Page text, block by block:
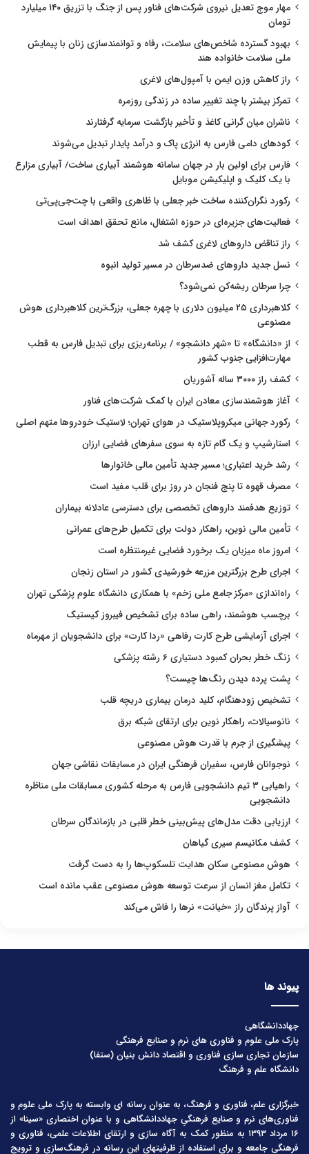
مهار موج تعدیل نیروی شرکت‌های فناور پس از جنگ با تزریق ۱۴۰ میلیارد
تومان
بهبود گسترده شاخص‌های سلامت، رفاه و توانمندسازی زنان با پیمایش
ملی سلامت خانواده هند
راز کاهش وزن ایمن با آمپول‌های لاغری
تمرکز بیشتر با چند تغییر ساده در زندگی روزمره
ناشران میان گرانی کاغذ و تأخیر بازگشت سرمایه گرفتارند
کودهای دامی فارس به انرژی پاک و درآمد پایدار تبدیل می‌شوند
فارس برای اولین بار در جهان سامانه هوشمند آبیاری ساخت/ آبیاری مزارع
با یک کلیک و اپلیکیشن موبایل
رکورد نگران‌کننده ساخت خبر جعلی با ظاهری واقعی با چت‌جی‌پی‌تی
فعالیت‌های جزیره‌ای در حوزه اشتغال، مانع تحقق اهداف است
راز تناقض داروهای لاغری کشف شد
نسل جدید داروهای ضدسرطان در مسیر تولید انبوه
چرا سرطان ریشه‌کن نمی‌شود؟
کلاهبرداری ۲۵ میلیون دلاری با چهره جعلی، بزرگ‌ترین کلاهبرداری هوش
مصنوعی
از «دانشگاه» تا «شهر دانشجو» / برنامه‌ریزی برای تبدیل فارس به قطب
مهارت‌افزایی جنوب کشور
کشف راز ۳۰۰۰ ساله آشوریان
آغاز هوشمندسازی معادن ایران با کمک شرکت‌های فناور
رکورد جهانی میکروپلاستیک در هوای تهران؛ لاستیک خودروها متهم اصلی
استارشیپ و یک گام تازه به سوی سفرهای فضایی ارزان
رشد خرید اعتباری؛ مسیر جدید تأمین مالی خانوارها
مصرف قهوه تا پنج فنجان در روز برای قلب مفید است
توزیع هدفمند داروهای تخصصی برای دسترسی عادلانه بیماران
تأمین مالی نوین، راهکار دولت برای تکمیل طرح‌های عمرانی
امروز ماه میزبان یک برخورد فضایی غیرمنتظره است
اجرای طرح بزرگترین مزرعه خورشیدی کشور در استان زنجان
راه‌اندازی «مرکز جامع ملی زخم» با همکاری دانشگاه علوم پزشکی تهران
برچسب هوشمند، راهی ساده برای تشخیص فیبروز کیستیک
اجرای آزمایشی طرح کارت رفاهی «ردا کارت» برای دانشجویان از مهرماه
زنگ خطر بحران کمبود دستیاری ۶ رشته پزشکی
پشت پرده دیدن رنگ‌ها چیست؟
تشخیص زودهنگام، کلید درمان بیماری دریچه قلب
نانوسیالات، راهکار نوین برای ارتقای شبکه برق
پیشگیری از جرم با قدرت هوش مصنوعی
نوجوانان فارس، سفیران فرهنگی ایران در مسابقات نقاشی جهان
راهیابی ۳ تیم دانشجویی فارس به مرحله کشوری مسابقات ملی مناظره
دانشجویی
ارزیابی دقت مدل‌های پیش‌بینی خطر قلبی در بازماندگان سرطان
کشف مکانیسم سیری گیاهان
هوش مصنوعی سکان هدایت تلسکوپ‌ها را به دست گرفت
تکامل مغز انسان از سرعت توسعه هوش مصنوعی عقب مانده است
آواز پرندگان راز «خیانت» نرها را فاش می‌کند
پیوند ها
جهاددانشگاهی
پارک ملی علوم و فناوری های نرم و صنایع فرهنگی
سازمان تجاری سازی فناوری و اقتصاد دانش بنیان (ستفا)
دانشگاه علم و فرهنگ
خبرگزاری علم، فناوری و فرهنگ، به عنوان رسانه ای وابسته به پارک ملی علوم و
فناوری‌های نرم و صنایع فرهنگیِ جهاددانشگاهی و با عنوان اختصاری «سینا» از
۱۶ مرداد ۱۳۹۳ به منظور کمک به آگاه سازی و ارتقای اطلاعات علمی، فناوری و
فرهنگی جامعه و برای استفاده از ظرفیتهای این رسانه در فرهنگ‌سازی و ترویج